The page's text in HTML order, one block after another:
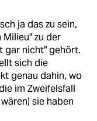
ja das zu sein,
Milieu" zu der
gar nicht" gehört.
sich die
genau dahin, wo
im Zweifelsfall
sie haben